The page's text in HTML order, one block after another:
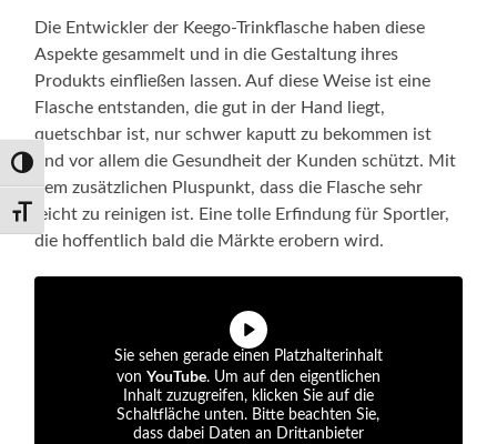
Umschalten auf hohe Kontraste
Schrift vergrößern
Die Entwickler der Keego-Trinkflasche haben diese
Aspekte gesammelt und in die Gestaltung ihres
Produkts einfließen lassen. Auf diese Weise ist eine
Flasche entstanden, die gut in der Hand liegt,
quetschbar ist, nur schwer kaputt zu bekommen ist
und vor allem die Gesundheit der Kunden schützt. Mit
dem zusätzlichen Pluspunkt, dass die Flasche sehr
leicht zu reinigen ist. Eine tolle Erfindung für Sportler,
die hoffentlich bald die Märkte erobern wird.
Sie sehen gerade einen Platzhalterinhalt
von YouTube. Um auf den eigentlichen
Inhalt zuzugreifen, klicken Sie auf die
Schaltfläche unten. Bitte beachten Sie,
dass dabei Daten an Drittanbieter